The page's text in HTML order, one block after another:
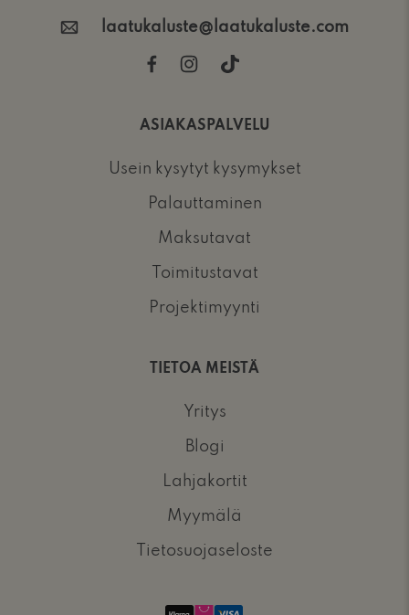
laatukaluste@laatukaluste.com
ASIAKASPALVELU
Usein kysytyt kysymykset
Palauttaminen
Maksutavat
Toimitustavat
Projektimyynti
TIETOA MEISTÄ
Yritys
Blogi
Lahjakortit
Myymälä
Tietosuojaseloste